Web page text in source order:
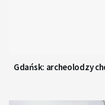
Gdańsk: archeolodzy